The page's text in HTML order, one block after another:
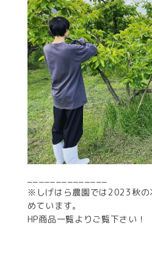
※ しげはら農園では2023秋
めています。
HP商品一覧よりご覧下さい！